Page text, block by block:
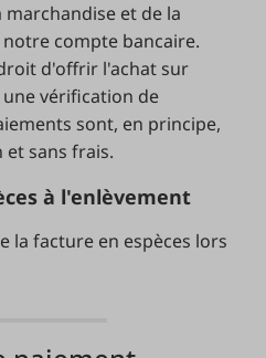
et de la
compte bancaire.
d'offrir l'achat sur
vérification de
sont, en principe,
et sans frais.
à l'enlèvement
la facture en espèces lors